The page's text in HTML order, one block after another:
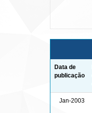
Data de
publicação
Jan-2003